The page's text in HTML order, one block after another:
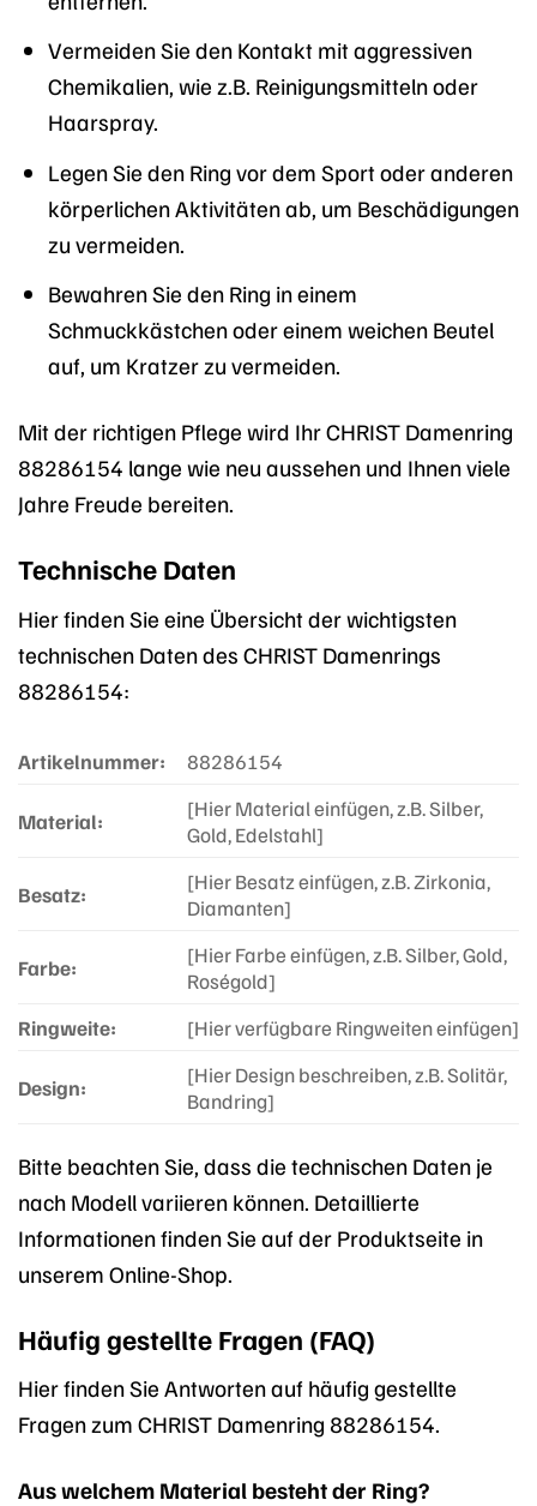
Vermeiden Sie den Kontakt mit aggressiven
Chemikalien, wie z.B. Reinigungsmitteln oder
Haarspray.
Legen Sie den Ring vor dem Sport oder anderen
körperlichen Aktivitäten ab, um Beschädigungen
zu vermeiden.
Bewahren Sie den Ring in einem
Schmuckkästchen oder einem weichen Beutel
auf, um Kratzer zu vermeiden.
Mit der richtigen Pflege wird Ihr CHRIST Damenring
88286154 lange wie neu aussehen und Ihnen viele
Jahre Freude bereiten.
Technische Daten
Hier finden Sie eine Übersicht der wichtigsten
technischen Daten des CHRIST Damenrings
88286154:
Artikelnummer: 88286154
Material:
[Hier Material einfügen, z.B. Silber,
Gold, Edelstahl]
Besatz:
[Hier Besatz einfügen, z.B. Zirkonia,
Diamanten]
Farbe:
[Hier Farbe einfügen, z.B. Silber, Gold,
Roségold]
Ringweite:
[Hier verfügbare Ringweiten einfügen]
Design:
[Hier Design beschreiben, z.B. Solitär,
Bandring]
Bitte beachten Sie, dass die technischen Daten je
nach Modell variieren können. Detaillierte
Informationen finden Sie auf der Produktseite in
unserem Online-Shop.
Häufig gestellte Fragen (FAQ)
Hier finden Sie Antworten auf häufig gestellte
Fragen zum CHRIST Damenring 88286154.
Aus welchem Material besteht der Ring?